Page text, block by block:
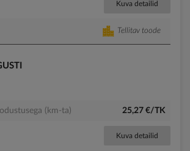
Kuva detailid
Tellitav toode
(km-ta) 25,27 €/TK
Kuva detailid